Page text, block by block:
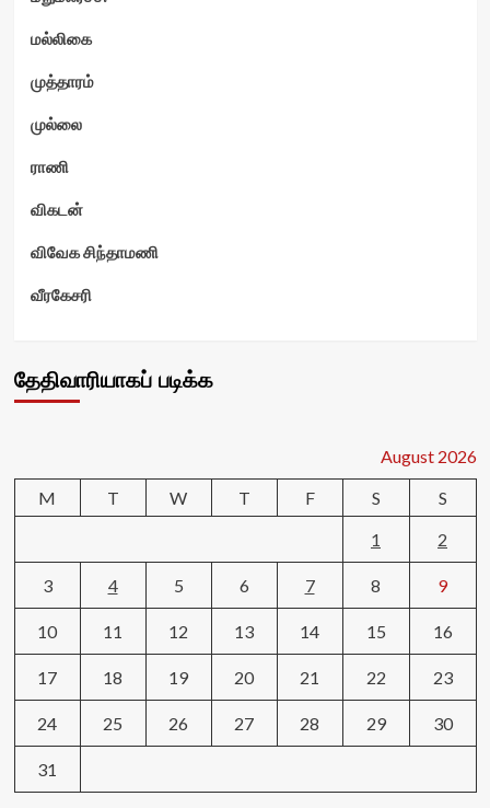
மல்லிகை
முத்தாரம்
முல்லை
ராணி
விகடன்
விவேக சிந்தாமணி
வீரகேசரி
தேதிவாரியாகப் படிக்க
August 2026
M
T W T F S
S
1
2
3 4 5 6 7 8 9
10 11 12 13 14 15 16
17 18 19 20 21 22 23
24 25 26 27 28 29 30
31